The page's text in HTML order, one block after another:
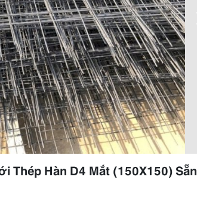
Thép Hàn D4 Mắt (150X150) Sẵn